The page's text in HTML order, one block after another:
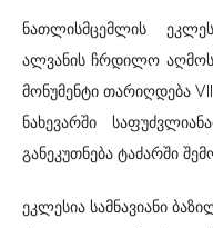
ნათლისმცემლის
ალვანის ჩრდილო
მონუმენტი თარიღდება
ნახევარში
განეკუთნება ტაძარში
ეკლესია სამნავიანი